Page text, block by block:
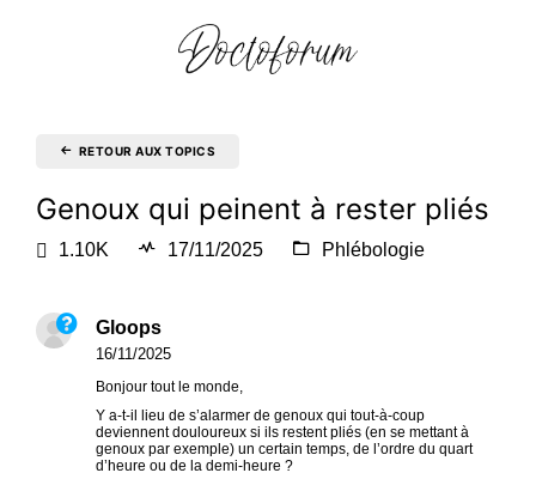
RETOUR AUX TOPICS
Genoux qui peinent à rester pliés
1.10K 17/11/2025 Phlébologie
Gloops
16/11/2025
Bonjour tout le monde,
Y a-t-il lieu de s’alarmer de genoux qui tout-à-coup
deviennent douloureux si ils restent pliés (en se mettant à
genoux par exemple) un certain temps, de l’ordre du quart
d’heure ou de la demi-heure ?